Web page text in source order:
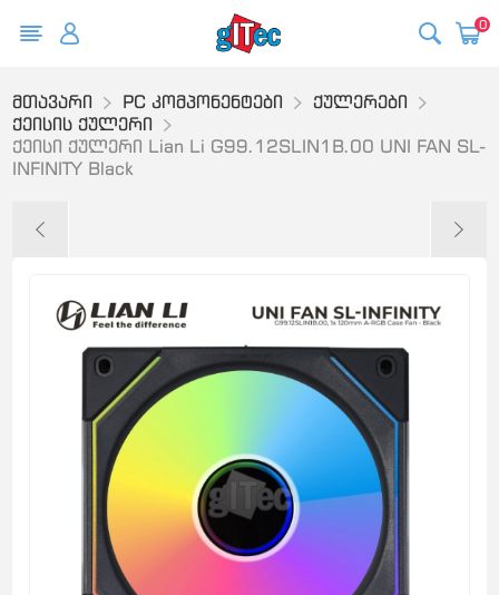
0
მთავარი PC კომპონენტები
ქულერები
ქეისის ქულერი
ქეისი ქულერი Lian Li G99.12SLIN1B.00 UNI FAN SL-
INFINITY Black